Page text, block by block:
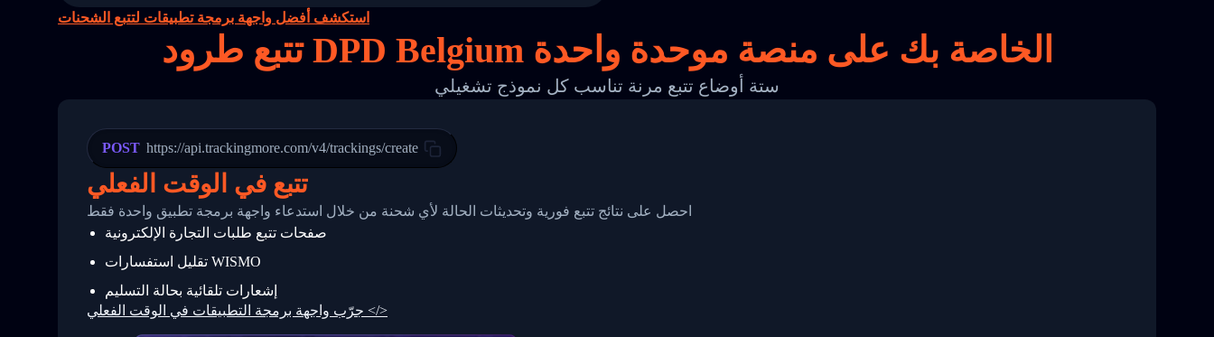
15
16
24
25
26
27
28
29
31
33
34
        "destination_country": "United States",
        "itemTimeLength": 2,
        "phone": null,
        "trackinfo": [
            "Details": "Departed Facility in HONG KONG-HONG KONG, HONG KONG-HONG KONG,2017-03-08 04:22:00"
          },
          {
            "Date": "2017-03-06 15:28:00",
            "StatusDescription": "Shipment picked up",
            "Details": "BEIJING-CHINA,PEOPLES REPUBLIC"
          }
        ]
      }
    ]
  }
}
استكشف أفضل واجهة برمجة تطبيقات لتتبع الشحنات
تتبع طرود DPD Belgium الخاصة بك على منصة موحدة واحدة
ستة أوضاع تتبع مرنة تناسب كل نموذج تشغيلي
POST https://api.trackingmore.com/v4/trackings/create
تتبع في الوقت الفعلي
احصل على نتائج تتبع فورية وتحديثات الحالة لأي شحنة من خلال استدعاء واجهة برمجة تطبيق واحدة فقط
صفحات تتبع طلبات التجارة الإلكترونية
تقليل استفسارات WISMO
إشعارات تلقائية بحالة التسليم
جرّب واجهة برمجة التطبيقات في الوقت الفعلي </>